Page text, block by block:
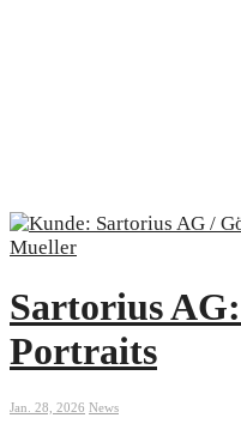
Sartorius
Portraits
Jan. 28, 2026 News